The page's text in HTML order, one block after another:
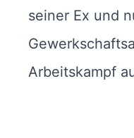
seiner Ex und
Arbeitskampf